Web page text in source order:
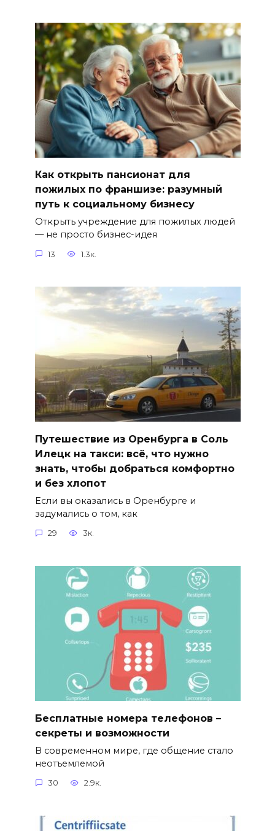
Как открыть пансионат для
пожилых по франшизе: разумный
путь к социальному бизнесу
Открыть учреждение для пожилых людей
— не просто бизнес-идея
13 1.3к.
Путешествие из Оренбурга в Соль
Илецк на такси: всё, что нужно
знать, чтобы добраться комфортно
и без хлопот
Если вы оказались в Оренбурге и
задумались о том, как
29 3к.
Бесплатные номера телефонов –
секреты и возможности
В современном мире, где общение стало
неотъемлемой
30 2.9к.